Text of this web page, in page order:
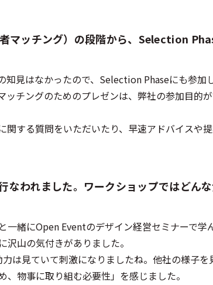
マッチング）の段階から、Selection
知見はなかったので、Selection Phaseにも参加
チングのためのプレゼンは、弊社の参加目的
する質問をいただいたり、早速アドバイスや
なわれました。ワークショップではどん
一緒にOpen Eventのデザイン経営セミナーで学
山の気付きがありました。
は見ていて刺激になりましたね。他社の様子を
物事に取り組む必要性」を感じました。